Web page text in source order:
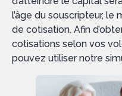
l’âge du souscripteur,
de cotisation. Afin
cotisations selon vos
pouvez utiliser notre